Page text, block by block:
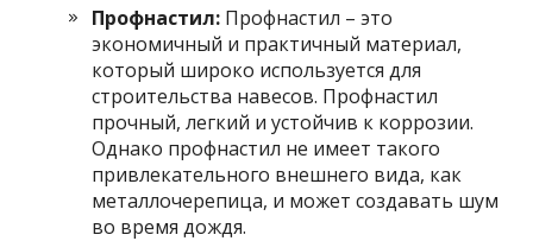
Профнастил: Профнастил – это
экономичный и практичный материал,
который широко используется для
строительства навесов. Профнастил
прочный, легкий и устойчив к коррозии.
Однако профнастил не имеет такого
привлекательного внешнего вида, как
металлочерепица, и может создавать шум
во время дождя.